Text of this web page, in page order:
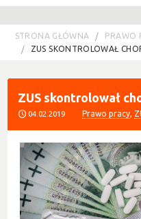
STRONA GŁÓWNA PRAWO
ZUS SKONTROLOWAŁ
ZUS skontrolował
04.02.2019 Prawo pracy,